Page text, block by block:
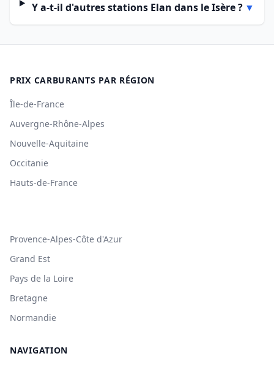
Y a-t-il d'autres stations Elan dans le Isère ? ▼
PRIX CARBURANTS PAR RÉGION
Île-de-France
Auvergne-Rhône-Alpes
Nouvelle-Aquitaine
Occitanie
Hauts-de-France
Provence-Alpes-Côte d'Azur
Grand Est
Pays de la Loire
Bretagne
Normandie
NAVIGATION